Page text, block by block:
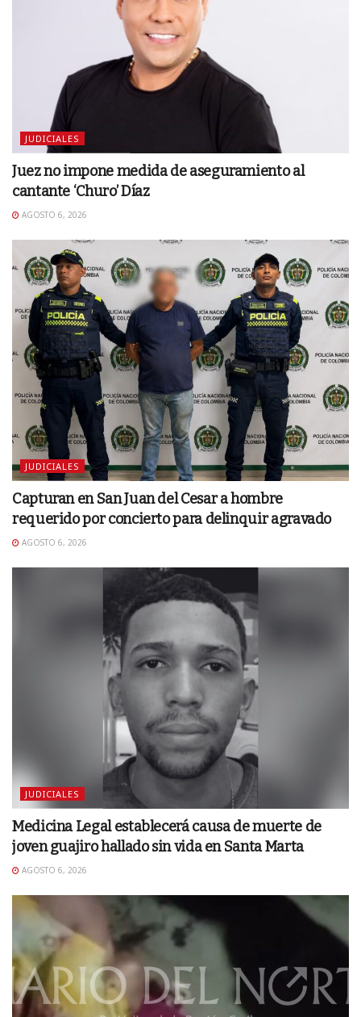
JUDICIALES
Juez no impone medida de aseguramiento al
cantante ‘Churo’ Díaz
AGOSTO 6, 2026
JUDICIALES
Capturan en San Juan del Cesar a hombre
requerido por concierto para delinquir agravado
AGOSTO 6, 2026
JUDICIALES
Medicina Legal establecerá causa de muerte de
joven guajiro hallado sin vida en Santa Marta
AGOSTO 6, 2026